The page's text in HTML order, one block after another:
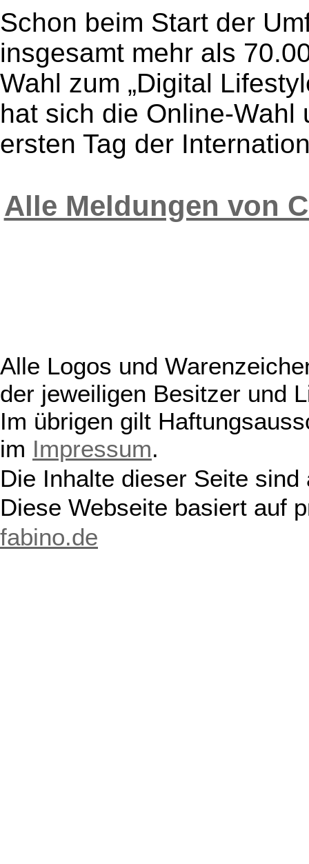
Schon beim Start der
insgesamt mehr als
Wahl zum „Digital
hat sich die Online-Wahl
ersten Tag der
Alle Meldungen von
Alle Logos und
der jeweiligen Besitzer und
Im übrigen gilt
im Impressum.
Die Inhalte dieser Seite
Diese Webseite basiert auf
fabino.de